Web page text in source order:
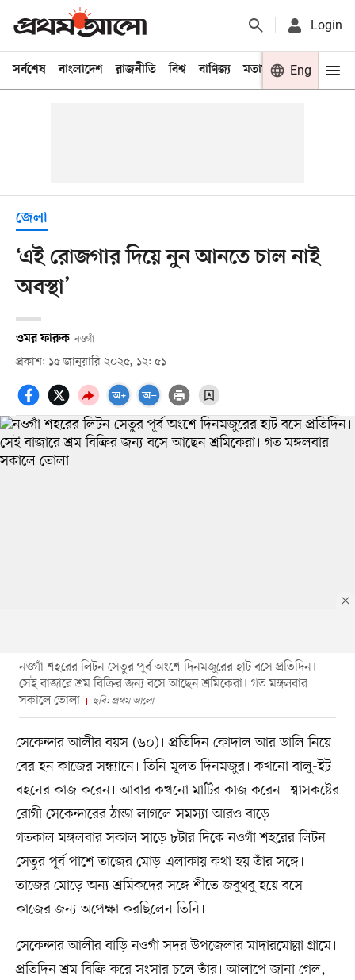
Login
সর্বশেষ বাংলাদেশ রাজনীতি বিশ্ব বাণিজ্য মতামত খেলা
Eng
জেলা
‘এই রোজগার দিয়ে নুন আনতে চাল নাই
অবস্থা’
ওমর ফারুক নওগাঁ
প্রকাশ: ১৫ জানুয়ারি ২০২৫, ১২: ৫১
নওগাঁ শহরের লিটন সেতুর পূর্ব অংশে দিনমজুরের হাট বসে প্রতিদিন।
সেই বাজারে শ্রম বিক্রির জন্য বসে আছেন শ্রমিকেরা। গত মঙ্গলবার
সকালে তোলা
ছবি: প্রথম আলো
সেকেন্দার আলীর বয়স (৬০)। প্রতিদিন কোদাল আর ডালি নিয়ে
বের হন কাজের সন্ধ্যানে। তিনি মূলত দিনমজুর। কখনো বালু-ইট
বহনের কাজ করেন। আবার কখনো মাটির কাজ করেন। শ্বাসকষ্টের
রোগী সেকেন্দারের ঠান্ডা লাগলে সমস্যা আরও বাড়ে।
গতকাল মঙ্গলবার সকাল সাড়ে ৮টার দিকে নওগাঁ শহরের লিটন
সেতুর পূর্ব পাশে তাজের মোড় এলাকায় কথা হয় তাঁর সঙ্গে।
তাজের মোড়ে অন্য শ্রমিকদের সঙ্গে শীতে জবুথবু হয়ে বসে
কাজের জন্য অপেক্ষা করছিলেন তিনি।
সেকেন্দার আলীর বাড়ি নওগাঁ সদর উপজেলার মাদারমোল্লা গ্রামে।
প্রতিদিন শ্রম বিক্রি করে সংসার চলে তাঁর। আলাপে জানা গেল,